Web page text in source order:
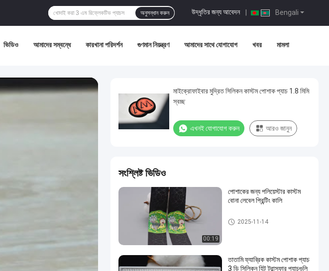
Bengali
উদ্ধৃতির জন্য আবেদন
অনুসন্ধান করুন
ভিডিও আমাদের সম্বন্ধে কারখানা পরিদর্শন গুণমান নিয়ন্ত্রণ আমাদের সাথে যোগাযোগ খবর মামলা
মাইক্রোফাইবার মুদ্রিত সিলিকন কাস্টম পোশাক প্যাচ 1.8 মিমি
স্বচ্ছ
এখনই যোগাযোগ করুন আরও জানুন
সংশ্লিষ্ট ভিডিও
00:19
পোশাকের জন্য পলিয়েস্টার কাস্টম
বোনা লেবেল প্রিন্টিং কালি
কাস্টম পোশাক প্যাচ
2025-11-14
তাতামি ফ্যাব্রিক কাস্টম পোশাক প্যাচ
3 ডি সিলিকন হিট ট্রান্সফার প্যাচগুলি